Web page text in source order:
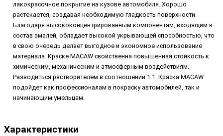
лакокрасочное покрытие на кузове автомобиля. Хорошо
растекается, создавая необходимую гладкость поверхности.
Благодаря высококонцентрированным компонентам, входящим в
состав эмалей, обладает высокой укрывающей способностью, что
в свою очередь делает выгодное и экономное использование
материала. Краске MACAW свойственна повышенная стойкость к
химическим, механическим и атмосферным воздействиям.
Разводиться растворителем в соотношении 1:1. Краска MACAW
подойдет как профессионалам в покраску автомобилей, так и
начинающим умельцам.
Характеристики